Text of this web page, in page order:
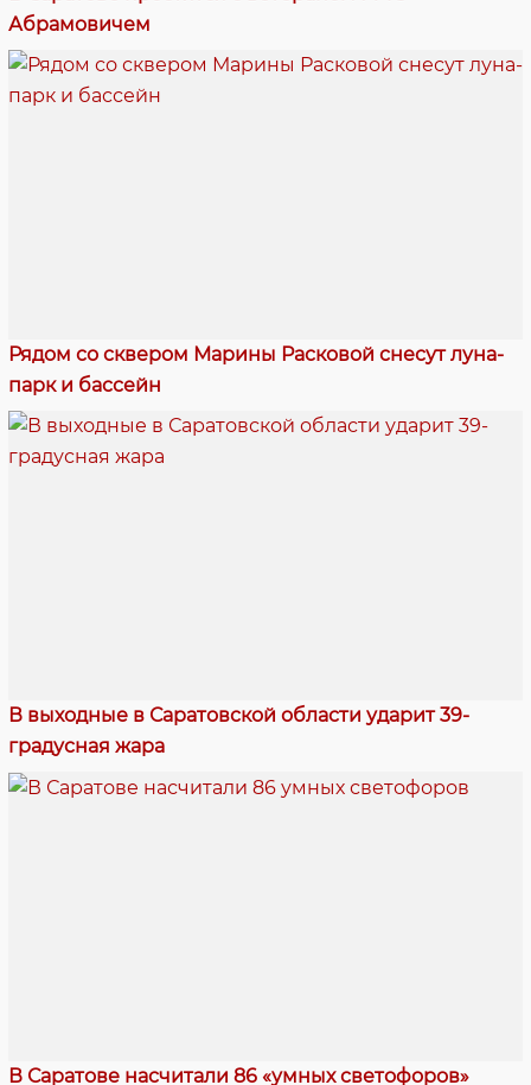
Абрамовичем
Рядом со сквером Марины Расковой снесут луна-
парк и бассейн
В выходные в Саратовской области ударит 39-
градусная жара
В Саратове насчитали 86 «умных светофоров»